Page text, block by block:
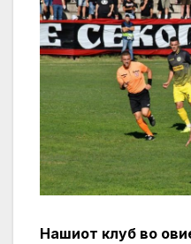
Нашиот клуб во